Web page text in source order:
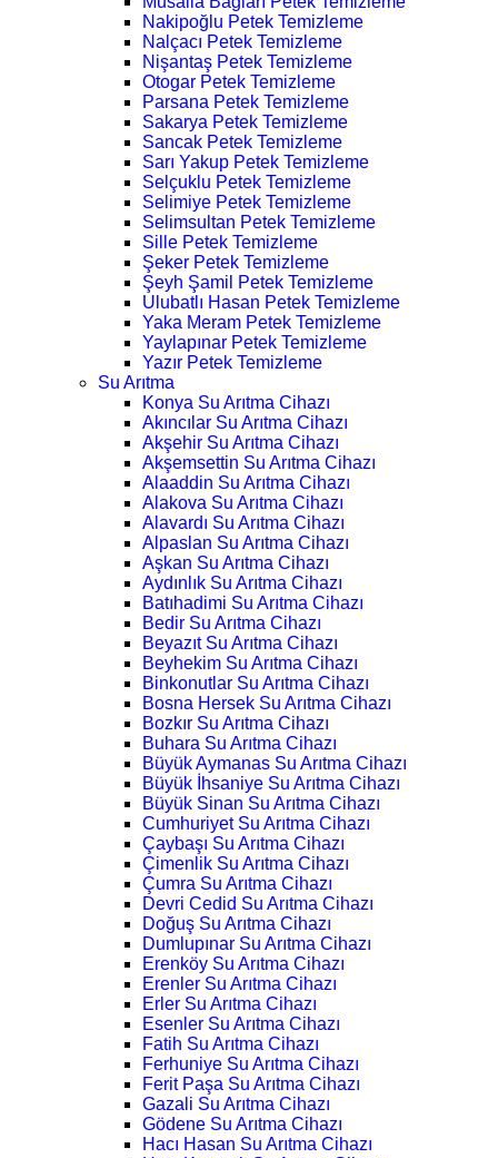
Nakipoğlu Petek Temizleme
Nalçacı Petek Temizleme
Nişantaş Petek Temizleme
Otogar Petek Temizleme
Parsana Petek Temizleme
Sakarya Petek Temizleme
Sancak Petek Temizleme
Sarı Yakup Petek Temizleme
Selçuklu Petek Temizleme
Selimiye Petek Temizleme
Selimsultan Petek Temizleme
Sille Petek Temizleme
Şeker Petek Temizleme
Şeyh Şamil Petek Temizleme
Ulubatlı Hasan Petek Temizleme
Yaka Meram Petek Temizleme
Yaylapınar Petek Temizleme
Yazır Petek Temizleme
Su Arıtma
Konya Su Arıtma Cihazı
Akıncılar Su Arıtma Cihazı
Akşehir Su Arıtma Cihazı
Akşemsettin Su Arıtma Cihazı
Alaaddin Su Arıtma Cihazı
Alakova Su Arıtma Cihazı
Alavardı Su Arıtma Cihazı
Alpaslan Su Arıtma Cihazı
Aşkan Su Arıtma Cihazı
Aydınlık Su Arıtma Cihazı
Batıhadimi Su Arıtma Cihazı
Bedir Su Arıtma Cihazı
Beyazıt Su Arıtma Cihazı
Beyhekim Su Arıtma Cihazı
Binkonutlar Su Arıtma Cihazı
Bosna Hersek Su Arıtma Cihazı
Bozkır Su Arıtma Cihazı
Buhara Su Arıtma Cihazı
Büyük Aymanas Su Arıtma Cihazı
Büyük İhsaniye Su Arıtma Cihazı
Büyük Sinan Su Arıtma Cihazı
Cumhuriyet Su Arıtma Cihazı
Çaybaşı Su Arıtma Cihazı
Çimenlik Su Arıtma Cihazı
Çumra Su Arıtma Cihazı
Devri Cedid Su Arıtma Cihazı
Doğuş Su Arıtma Cihazı
Dumlupınar Su Arıtma Cihazı
Erenköy Su Arıtma Cihazı
Erenler Su Arıtma Cihazı
Erler Su Arıtma Cihazı
Esenler Su Arıtma Cihazı
Fatih Su Arıtma Cihazı
Ferhuniye Su Arıtma Cihazı
Ferit Paşa Su Arıtma Cihazı
Gazali Su Arıtma Cihazı
Gödene Su Arıtma Cihazı
Hacı Hasan Su Arıtma Cihazı